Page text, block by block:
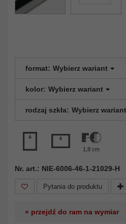
format: Wybierz wariant
kolor: Wybierz wariant
rodzaj szkła: Wybierz wariant
1,8 cm
Nr. art.: NIE-6006-46-1-21029-H
Pytania do produktu
» przejdź do ram na wymiar